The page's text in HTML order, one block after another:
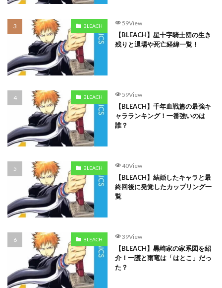
BLEACH 59View
【BLEACH】星十字騎士団の生き
残りと退場や死亡経緯一覧！
BLEACH 59View
【BLEACH】千年血戦篇の最強キ
ャラランキング！一番強いのは
誰？
BLEACH 40View
【BLEACH】結婚したキャラと最
終回後に発覚したカップリング一
覧
BLEACH 39View
【BLEACH】黒崎家の家系図を紹
介！一護と雨竜は「はとこ」だっ
た？